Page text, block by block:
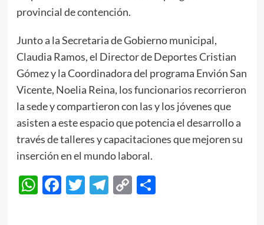
provincial de contención.
Junto a la Secretaria de Gobierno municipal,
Claudia Ramos, el Director de Deportes Cristian
Gómez y la Coordinadora del programa Envión San
Vicente, Noelia Reina, los funcionarios recorrieron
la sede y compartieron con las y los jóvenes que
asisten a este espacio que potencia el desarrollo a
través de talleres y capacitaciones que mejoren su
inserción en el mundo laboral.
WhatsApp
Facebook
Twitter
Telegram
CopyCompartir